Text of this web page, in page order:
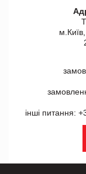
інші питання: